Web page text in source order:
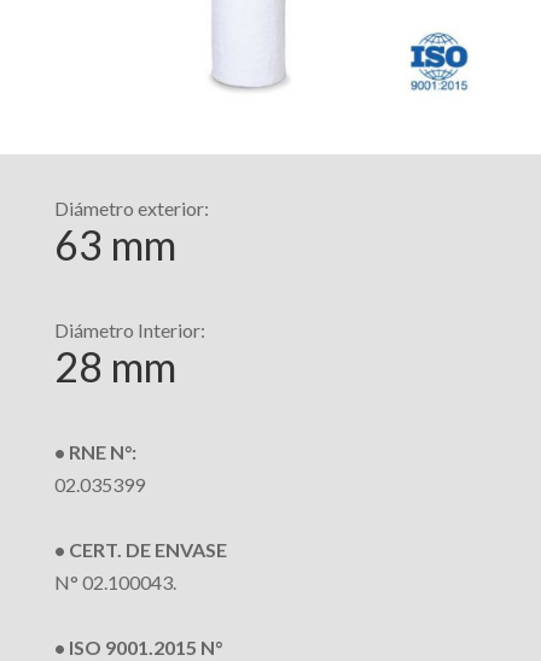
Diámetro exterior:
63 mm
Diámetro Interior:
28 mm
• RNE N°:
02.035399
• CERT. DE ENVASE
N° 02.100043.
• ISO 9001.2015 N°